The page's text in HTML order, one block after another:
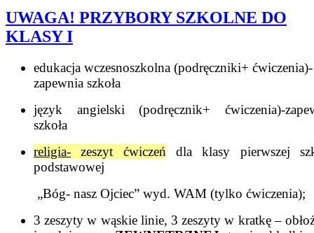
UWAGA! PRZYBORY SZKOLNE DO
KLASY I
edukacja wczesnoszkolna (podręczniki+ ćwiczenia)-
zapewnia szkoła
język angielski (podręcznik+ ćwiczenia)-
szkoła
religia- zeszyt ćwiczeńdla klasy pierwszej
podstawowej
„Bóg- nasz Ojciec” wyd. WAM (tylko ćwiczenia);
3 zeszyty w wąskie linie, 3 zeszyty w kratkę –